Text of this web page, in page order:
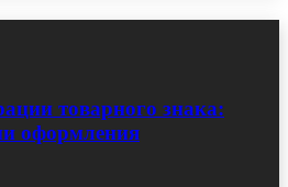
товарного знака:
оформления